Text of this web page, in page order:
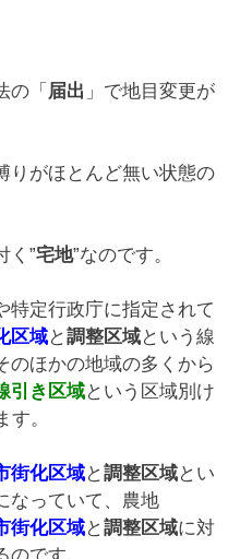
の「 届出 」で地目変更が
りがほとんど無い状態の
く”宅地”なのです。
特定行政庁に指定されて
区域と調整区域という線
のほかの地域の多くから
引き区域という区域別け
。
街化区域と調整区域とい
なっていて、農地
街化区域と調整区域に対
です。